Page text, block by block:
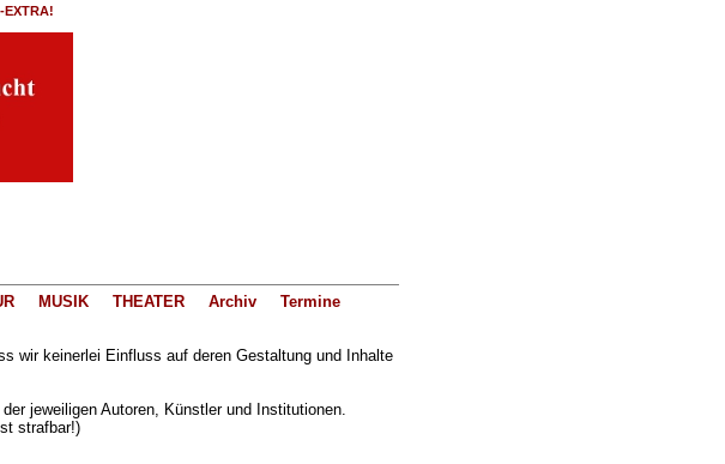
MUSIK THEATER Archiv
Termine
wir keinerlei Einfluss auf deren Gestaltung und Inhalte
jeweiligen Autoren, Künstler und Institutionen.
strafbar!)